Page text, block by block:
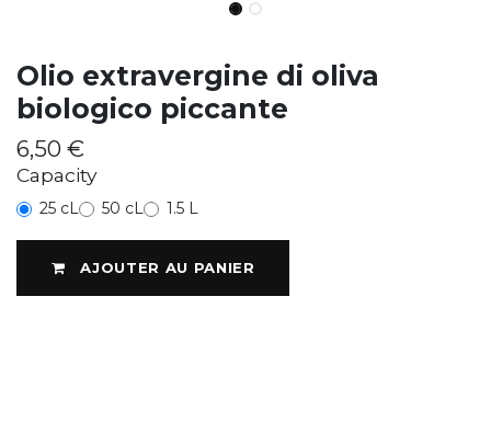
Olio extravergine di oliva
biologico piccante
6,50 €
Capacity
25 cL 50 cL 1.5 L
AJOUTER AU PANIER